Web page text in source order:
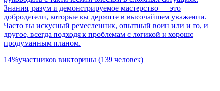
Знания, разум и демонстрируемое мастерство — это
добродетели, которые вы держите в высочайшем уважении.
Часто вы искусный ремесленник, опытный воин или и то, и
другое, всегда подходя к проблемам с логикой и хорошо
продуманным планом.
14%участников викторины (139 человек)